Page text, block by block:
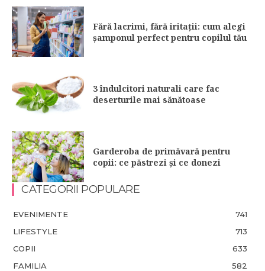
Fără lacrimi, fără iritații: cum alegi
șamponul perfect pentru copilul tău
3 îndulcitori naturali care fac
deserturile mai sănătoase
Garderoba de primăvară pentru
copii: ce păstrezi și ce donezi
CATEGORII POPULARE
EVENIMENTE
741
LIFESTYLE
713
COPII
633
FAMILIA
582